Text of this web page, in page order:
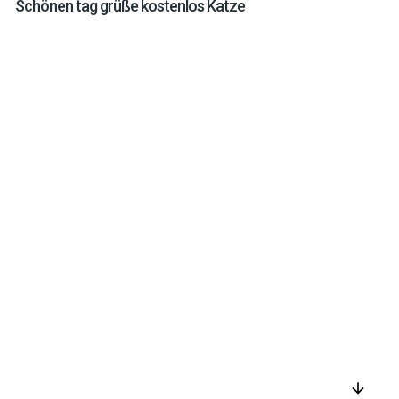
Schönen tag grüße kostenlos Katze
arrow_downward